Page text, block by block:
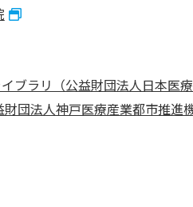
ブラリ（公益財団法人日本医療
団法人神戸医療産業都市推進機